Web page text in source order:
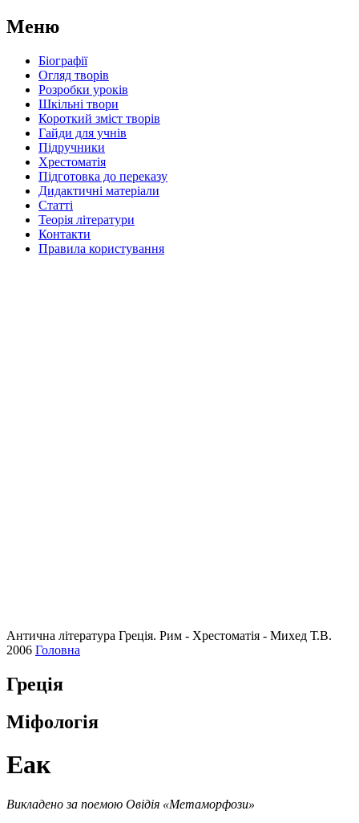
Меню
Біографії
Огляд творів
Розробки уроків
Шкільні твори
Короткий зміст творів
Гайди для учнів
Підручники
Хрестоматія
Підготовка до переказу
Дидактичні матеріали
Статті
Теорія літератури
Контакти
Правила користування
Антична література Греція. Рим - Хрестоматія - Михед Т.В.
2006 Головна
Греція
Міфологія
Еак
Викладено за поемою Овідія «Метаморфози»